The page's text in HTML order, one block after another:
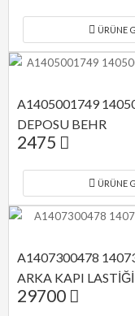
ÜRÜNE
A1405001749
DEPOSU BEHR
2475
ÜRÜNE
A1407300478
ARKA KAPI
29700